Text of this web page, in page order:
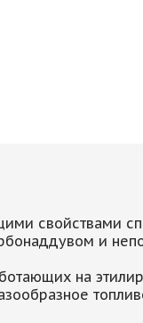
свойствами
и
на